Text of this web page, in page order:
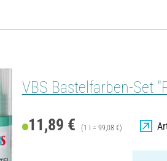
VBS Bastelfarben-Set
11,89 € (1 l = 99,08 €)